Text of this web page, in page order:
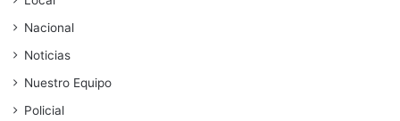
Nacional
Noticias
Nuestro Equipo
Policial